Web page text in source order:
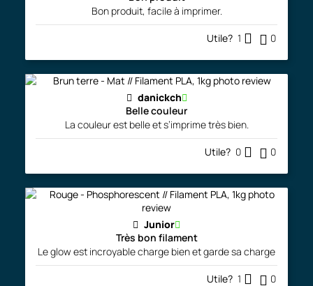
Bon produit, facile à imprimer.
Utile? 1 0
danickch
Belle couleur
La couleur est belle et s’imprime très bien.
Utile? 0 0
Junior
Très bon filament
Le glow est incroyable charge bien et garde sa charge
Utile? 1 0